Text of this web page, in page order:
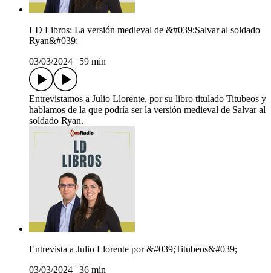
LD Libros: La versión medieval de &#039;Salvar al soldado
Ryan&#039;
03/03/2024
59 min
Entrevistamos a Julio Llorente, por su libro titulado Titubeos y
hablamos de la que podría ser la versión medieval de Salvar al
soldado Ryan.
Entrevista a Julio Llorente por &#039;Titubeos&#039;
03/03/2024
36 min